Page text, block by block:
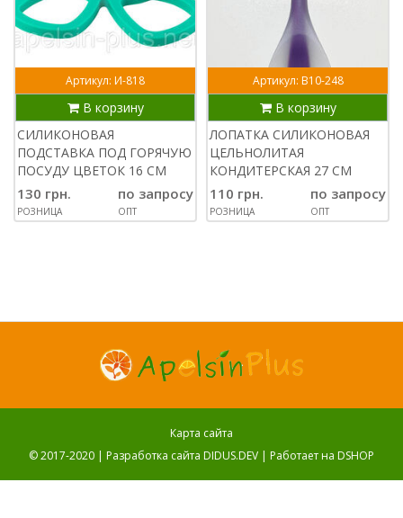
Артикул: И-818
В корзину
СИЛИКОНОВАЯ
ПОДСТАВКА ПОД ГОРЯЧУЮ
ПОСУДУ ЦВЕТОК 16 СМ
130 грн.
РОЗНИЦА
по запросу
ОПТ
Артикул: В10-248
В корзину
ЛОПАТКА СИЛИКОНОВАЯ
ЦЕЛЬНОЛИТАЯ
КОНДИТЕРСКАЯ 27 СМ
110 грн.
РОЗНИЦА
по запросу
ОПТ
Карта сайта
© 2017-2020 | Разработка сайта DIDUS.DEV | Работает на DSHOP